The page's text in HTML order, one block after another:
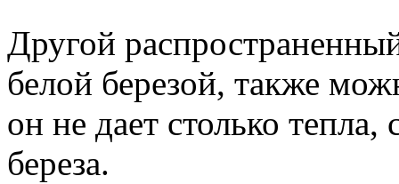
Другой
белой березой, также
он не дает столько
береза.